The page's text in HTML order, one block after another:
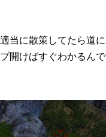
当に散策してたら道に
開けばすぐわかるんで